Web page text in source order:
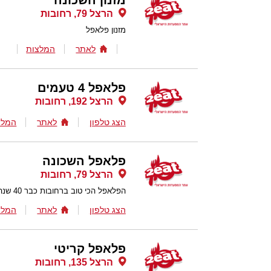
הרצל 79, רחובות
מזנון פלאפל
לאתר המלצות
פלאפל 4 טעמים
הרצל 192, רחובות
הצג טלפון לאתר
פלאפל השכונה
הרצל 79, רחובות
הפלאפל הכי טוב ברחובות כבר 40 שנה
הצג טלפון לאתר
פלאפל קריטי
הרצל 135, רחובות